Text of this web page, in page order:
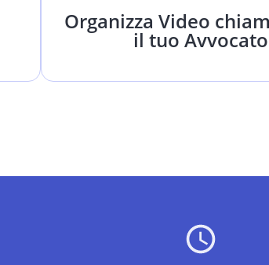
Organizza Video
il tuo Avvocato